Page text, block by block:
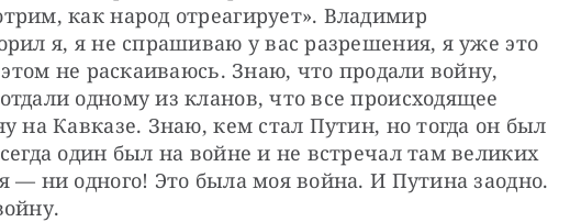
как народ отреагирует». Владимир
я, я не спрашиваю у вас разрешения, я уже это
этом не раскаиваюсь. Знаю, что продали войну,
одному из кланов, что все происходящее
на Кавказе. Знаю, кем стал Путин, но тогда он был
один был на войне и не встречал там великих
— ни одного! Это была моя война. И Путина заодно.